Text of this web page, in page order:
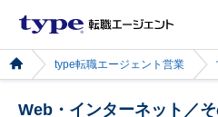
type転職エージェント営業
Web・インターネット／